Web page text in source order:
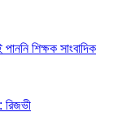
শিক্ষক সাংবাদিক
রিজভী